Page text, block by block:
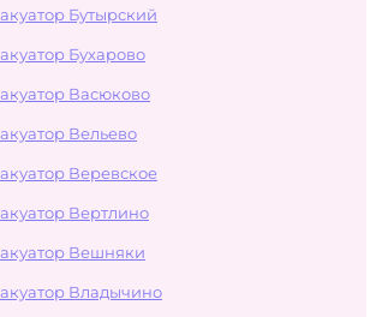
Бутырский
Бухарово
Васюково
Вельево
Веревское
Вертлино
Вешняки
Владычино